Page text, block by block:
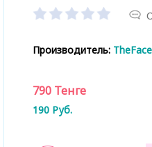
Производитель:
790 Тенге
190 Руб.